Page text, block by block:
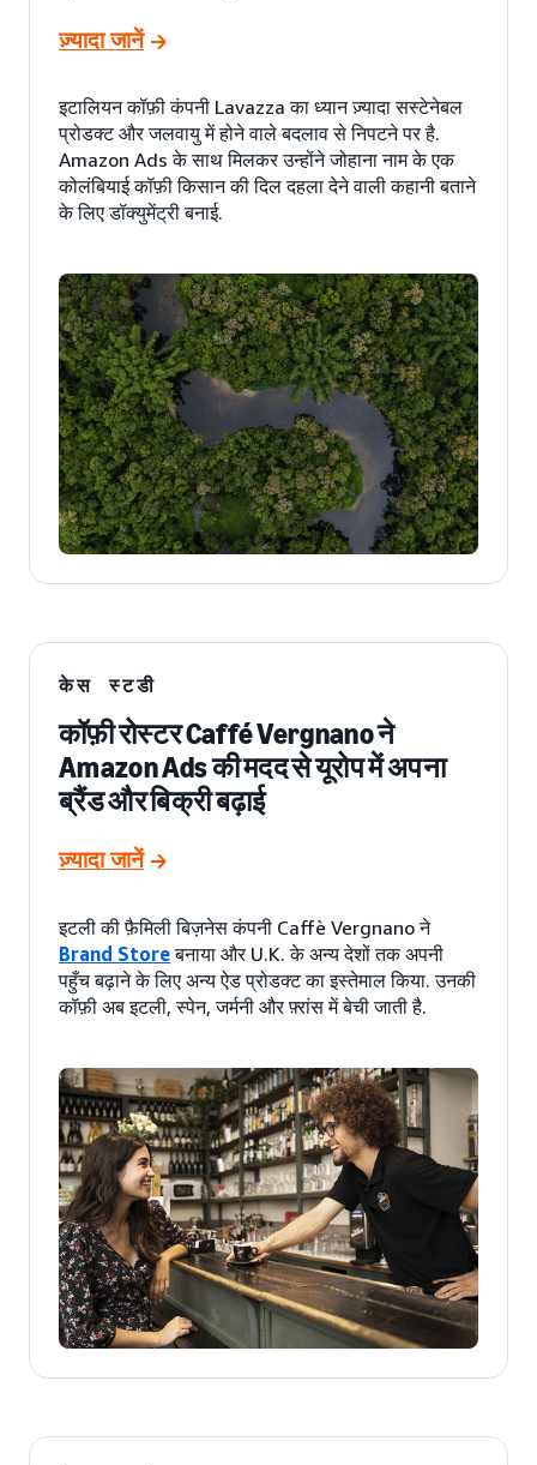
ज़्यादा जानें
इटालियन कॉफ़ी कंपनी Lavazza का ध्यान ज़्यादा सस्टेनेबल
प्रोडक्ट और जलवायु में होने वाले बदलाव से निपटने पर है.
Amazon Ads के साथ मिलकर उन्होंने जोहाना नाम के एक
कोलंबियाई कॉफ़ी किसान की दिल दहला देने वाली कहानी बताने
के लिए डॉक्युमेंट्री बनाई.
केस स्टडी
कॉफ़ी रोस्टर Caffé Vergnano ने
Amazon Ads की मदद से यूरोप में अपना
ब्रैंड और बिक्री बढ़ाई
ज़्यादा जानें
इटली की फ़ैमिली बिज़नेस कंपनी Caffè Vergnano ने
Brand Storeबनाया और U.K. के अन्य देशों तक अपनी
पहुँच बढ़ाने के लिए अन्य ऐड प्रोडक्ट का इस्तेमाल किया. उनकी
कॉफ़ी अब इटली, स्पेन, जर्मनी और फ़्रांस में बेची जाती है.